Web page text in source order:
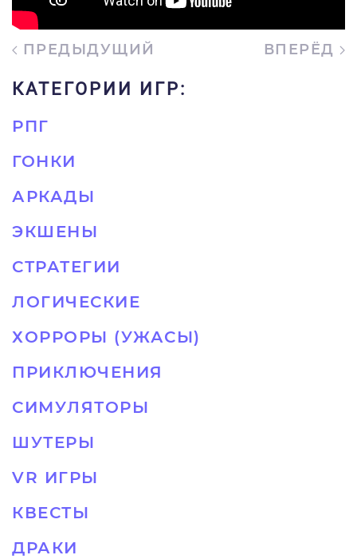
ПРЕДЫДУЩИЙ ВПЕРЁД
КАТЕГОРИИ ИГР:
РПГ
ГОНКИ
АРКАДЫ
ЭКШЕНЫ
СТРАТЕГИИ
ЛОГИЧЕСКИЕ
ХОРРОРЫ (УЖАСЫ)
ПРИКЛЮЧЕНИЯ
СИМУЛЯТОРЫ
ШУТЕРЫ
VR ИГРЫ
КВЕСТЫ
ДРАКИ